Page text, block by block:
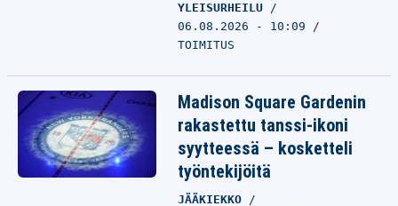
YLEISURHEILU
06.08.2026 - 10:09
TOIMITUS
Madison Square Gardenin
rakastettu tanssi-ikoni
syytteessä – kosketteli
työntekijöitä
JÄÄKIEKKO